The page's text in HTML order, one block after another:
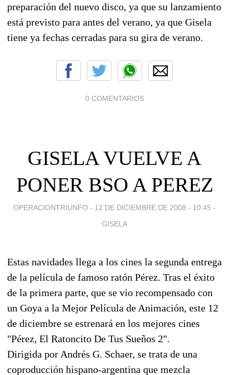
preparación del nuevo disco, ya que su lanzamiento
está previsto para antes del verano, ya que Gisela
tiene ya fechas cerradas para su gira de verano.
0 COMENTARIOS
GISELA VUELVE A
PONER BSO A PEREZ
OPERACIONTRIUNFO - 12 DE DICIEMBRE DE 2008 - 10:45 -
GISELA
Estas navidades llega a los cines la segunda entrega
de la película de famoso ratón Pérez. Tras el éxito
de la primera parte, que se vio recompensado con
un Goya a la Mejor Película de Animación, este 12
de diciembre se estrenará en los mejores cines
"Pérez, El Ratoncito De Tus Sueños 2".
Dirigida por Andrés G. Schaer, se trata de una
coproducción hispano-argentina que mezcla